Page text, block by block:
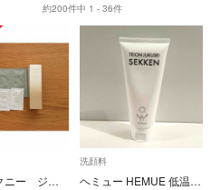
約200件中 1 - 36件
AKNIR アクニー ジェルウォッシュ 洗顔料 シャンプー トリートメント
洗顔料
ヘミュー HEMUE 低温熟成石けん 洗顔 石鹸 残9割以上